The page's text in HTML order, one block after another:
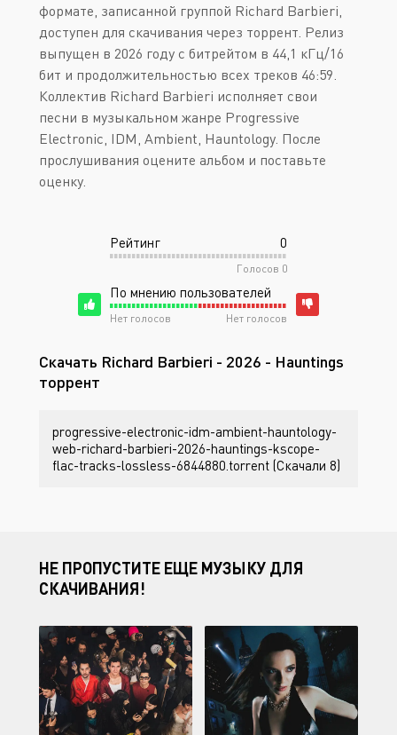
формате, записанной группой Richard Barbieri,
доступен для скачивания через торрент. Релиз
выпущен в 2026 году с битрейтом в 44,1 кГц/16
бит и продолжительностью всех треков 46:59.
Коллектив Richard Barbieri исполняет свои
песни в музыкальном жанре Progressive
Electronic, IDM, Ambient, Hauntology. После
прослушивания оцените альбом и поставьте
оценку.
Рейтинг 0
Голосов 0
По мнению пользователей
Нет голосов Нет голосов
Скачать Richard Barbieri - 2026 - Hauntings
торрент
progressive-electronic-idm-ambient-hauntology-
web-richard-barbieri-2026-hauntings-kscope-
flac-tracks-lossless-6844880.torrent (Скачали 8)
НЕ ПРОПУСТИТЕ ЕЩЕ МУЗЫКУ ДЛЯ
СКАЧИВАНИЯ!